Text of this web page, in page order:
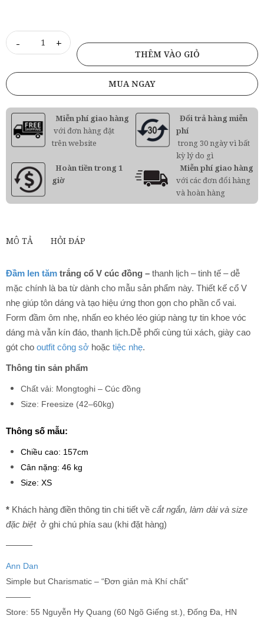
+
-
THÊM VÀO GIỎ
MUA NGAY
Miễn phí giao hàng
với đơn hàng đặt
trên website
Đổi trả hàng miễn
phí
trong 30 ngày vì bất
kỳ lý do gì
Hoàn tiền trong 1
giờ
Miễn phí giao hàng
với các đơn đổi hàng
và hoàn hàng
MÔ TẢ HỎI ĐÁP
Đầm len tăm trắng cổ V cúc đồng – thanh lịch – tinh tế – dễ
mặc chính là ba từ dành cho mẫu sản phẩm này. Thiết kế cổ V
nhẹ giúp tôn dáng và tạo hiệu ứng thon gọn cho phần cổ vai.
Form đầm ôm nhẹ, nhấn eo khéo léo giúp nàng tự tin khoe vóc
dáng mà vẫn kín đáo, thanh lịch.Dễ phối cùng túi xách, giày cao
gót cho outfit công sở hoặc tiệc nhẹ.
Thông tin sản phẩm
Chất vải: Mongtoghi – Cúc đồng
Size: Freesize (42–60kg)
Thông số mẫu:
Chiều cao: 157cm
Cân nặng: 46 kg
Size: XS
* Khách hàng điền thông tin chi tiết về cắt ngắn, làm dài và size
đặc biệtở ghi chú phía sau (khi đặt hàng)
———
Ann Dan
Simple but Charismatic – “Đơn giản mà Khí chất”
———
Store: 55 Nguyễn Hy Quang (60 Ngõ Giếng st.), Đống Đa, HN